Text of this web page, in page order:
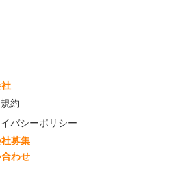
約
バシーポリシー
募集
わせ